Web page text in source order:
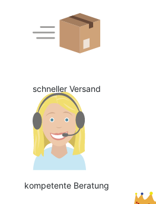
schneller Versand
kompetente Beratung